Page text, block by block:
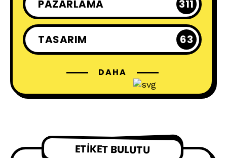
PAZARLAMA 311
TASARIM 63
KÜLTÜR - SANAT
CREATIVE İŞLER 90
DAHA
ETIKET BULUTU